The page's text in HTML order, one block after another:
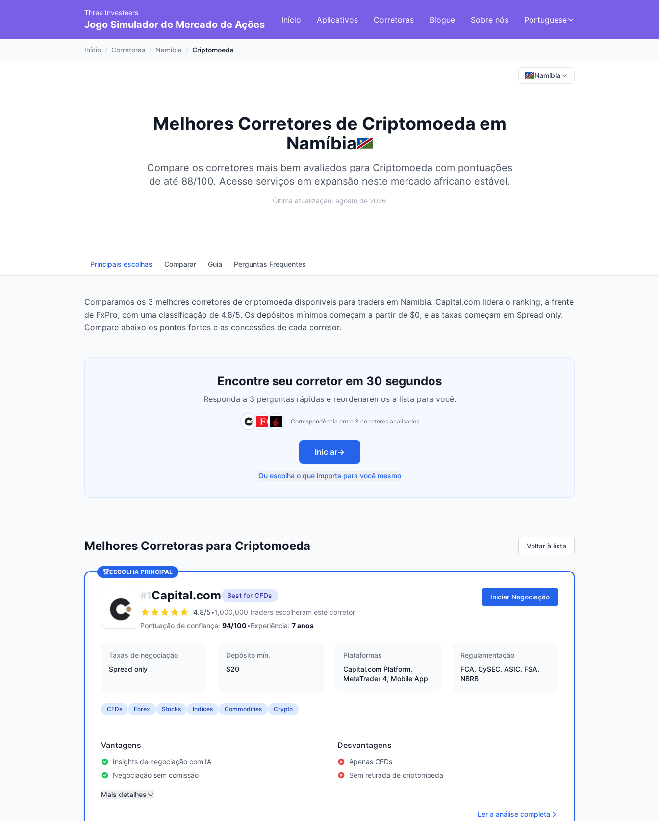
Three Investeers
Jogo Simulador de Mercado de Ações Início Aplicativos Corretoras Blogue Sobre nós Portuguese
Início / Corretoras / Namíbia / Criptomoeda
Namíbia
Melhores Corretores de Criptomoeda em
Namíbia
Compare os corretores mais bem avaliados para Criptomoeda com pontuações
de até 88/100. Acesse serviços em expansão neste mercado africano estável.
Última atualização: agosto de 2026
Principais escolhas Comparar Guia Perguntas Frequentes
Comparamos os 3 melhores corretores de criptomoeda disponíveis para traders em Namíbia. Capital.com lidera o ranking, à frente
de FxPro, com uma classificação de 4.8/5. Os depósitos mínimos começam a partir de $0, e as taxas começam em Spread only.
Compare abaixo os pontos fortes e as concessões de cada corretor.
Encontre seu corretor em 30 segundos
Responda a 3 perguntas rápidas e reordenaremos a lista para você.
Correspondência entre 3 corretores analisados
Iniciar→
Ou escolha o que importa para você mesmo
Melhores Corretoras para Criptomoeda Voltar à lista
🏆ESCOLHA PRINCIPAL
#1Capital.com
Best for CFDs
4.8/5•1,000,000 traders escolheram este corretor
Pontuação de confiança: 94/100•Experiência: 7anos
Iniciar Negociação
Taxas de negociação
Spread only
Depósito mín.
$20
Plataformas
Capital.com Platform,
MetaTrader 4, Mobile App
Regulamentação
FCA, CySEC, ASIC, FSA,
NBRB
CFDs Forex Stocks Indices Commodities Crypto
Vantagens
Insights de negociação com IA
Negociação sem comissão
Desvantagens
Apenas CFDs
Sem retirada de criptomoeda
Mais detalhes
Ler a análise completa